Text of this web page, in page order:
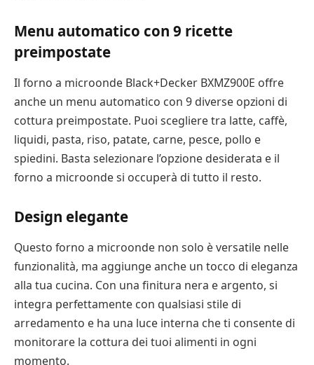
Menu automatico con 9 ricette
preimpostate
Il forno a microonde Black+Decker BXMZ900E offre
anche un menu automatico con 9 diverse opzioni di
cottura preimpostate. Puoi scegliere tra latte, caffè,
liquidi, pasta, riso, patate, carne, pesce, pollo e
spiedini. Basta selezionare l’opzione desiderata e il
forno a microonde si occuperà di tutto il resto.
Design elegante
Questo forno a microonde non solo è versatile nelle
funzionalità, ma aggiunge anche un tocco di eleganza
alla tua cucina. Con una finitura nera e argento, si
integra perfettamente con qualsiasi stile di
arredamento e ha una luce interna che ti consente di
monitorare la cottura dei tuoi alimenti in ogni
momento.